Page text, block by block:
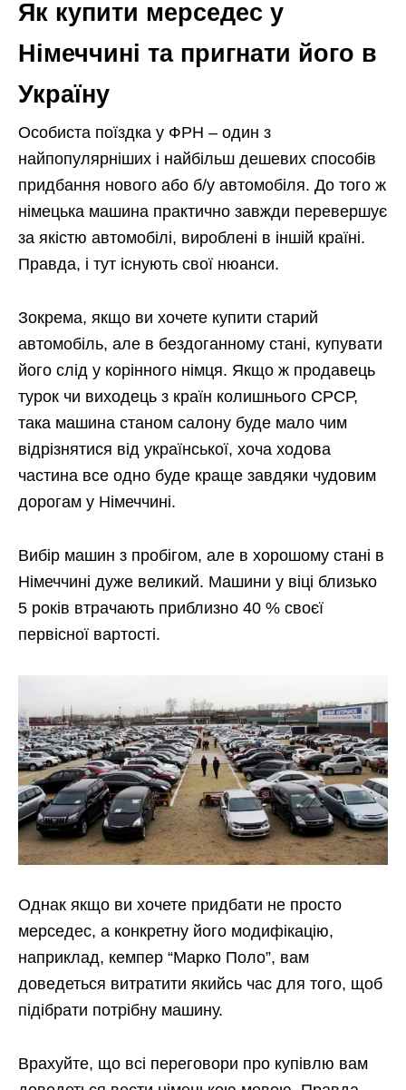
Як купити мерседес у
Німеччині та пригнати його в
Україну
Особиста поїздка у ФРН – один з
найпопулярніших і найбільш дешевих способів
придбання нового або б/у автомобіля. До того ж
німецька машина практично завжди перевершує
за якістю автомобілі, вироблені в іншій країні.
Правда, і тут існують свої нюанси.
Зокрема, якщо ви хочете купити старий
автомобіль, але в бездоганному стані, купувати
його слід у корінного німця. Якщо ж продавець
турок чи виходець з країн колишнього СРСР,
така машина станом салону буде мало чим
відрізнятися від української, хоча ходова
частина все одно буде краще завдяки чудовим
дорогам у Німеччині.
Вибір машин з пробігом, але в хорошому стані в
Німеччині дуже великий. Машини у віці близько
5 років втрачають приблизно 40 % своєї
первісної вартості.
Однак якщо ви хочете придбати не просто
мерседес, а конкретну його модифікацію,
наприклад, кемпер “Марко Поло”, вам
доведеться витратити якийсь час для того, щоб
підібрати потрібну машину.
Врахуйте, що всі переговори про купівлю вам